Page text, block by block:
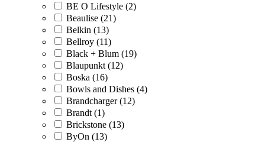
BE O Lifestyle (2)
Beaulise (21)
Belkin (13)
Bellroy (11)
Black + Blum (19)
Blaupunkt (12)
Boska (16)
Bowls and Dishes (4)
Brandcharger (12)
Brandt (1)
Brickstone (13)
ByOn (13)